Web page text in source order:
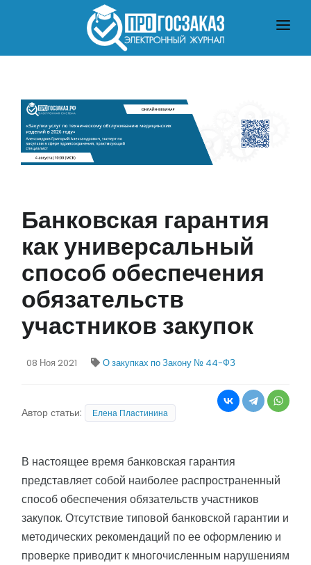
ГЛАВНАЯО ЗАКУПКАХ ПО ЗАКОНУ № 223-ФЗ
Банковская гарантия
как универсальный
способ обеспечения
обязательств
участников закупок
08 Ноя 2021 О закупках по Закону № 44-ФЗ
Автор статьи: Елена Пластинина
В настоящее время банковская гарантия
представляет собой наиболее распространенный
способ обеспечения обязательств участников
закупок. Отсутствие типовой банковской гарантии и
методических рекомендаций по ее оформлению и
проверке приводит к многочисленным нарушениям